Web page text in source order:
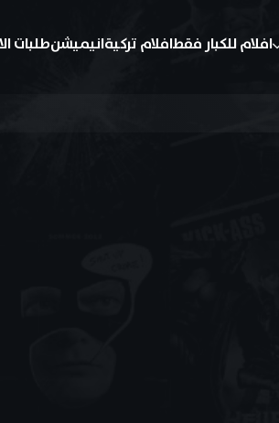
افلام للكبار فقطافلام تركيةانيميشنطلبات